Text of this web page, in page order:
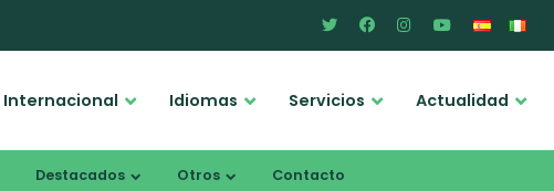
Internacional Idiomas Servicios Actualidad
Destacados Otros Contacto